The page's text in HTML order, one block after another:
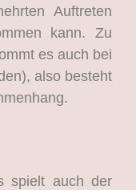
Auftreten
kann. Zu
es auch bei
also besteht
spielt auch der